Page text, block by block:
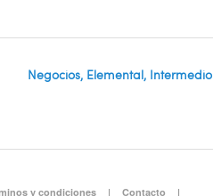
Negocios, Elemental, Intermedio
y condiciones | Contacto |